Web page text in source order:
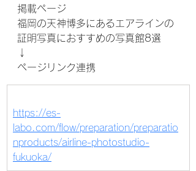
掲載ページ
福岡の天神博多にあるエアラインの
証明写真におすすめの写真館8選
↓
ページリンク連携
https://es-
labo.com/flow/preparation/preparatio
nproducts/airline-photostudio-
fukuoka/